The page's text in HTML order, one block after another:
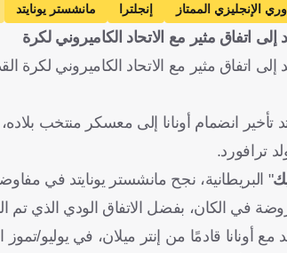
الإنجليزي الممتاز إنجلترا مانشستر يونايتد
اتفاق مثير مع الاتحاد الكاميروني لكرة
إلى اتفاق مثير مع الاتحاد الكاميروني
ترافورد.
في الكان، بفضل الاتفاق الودي الذي تم
مع أونانا قادمًا من إنتر ميلان، في يوليو/